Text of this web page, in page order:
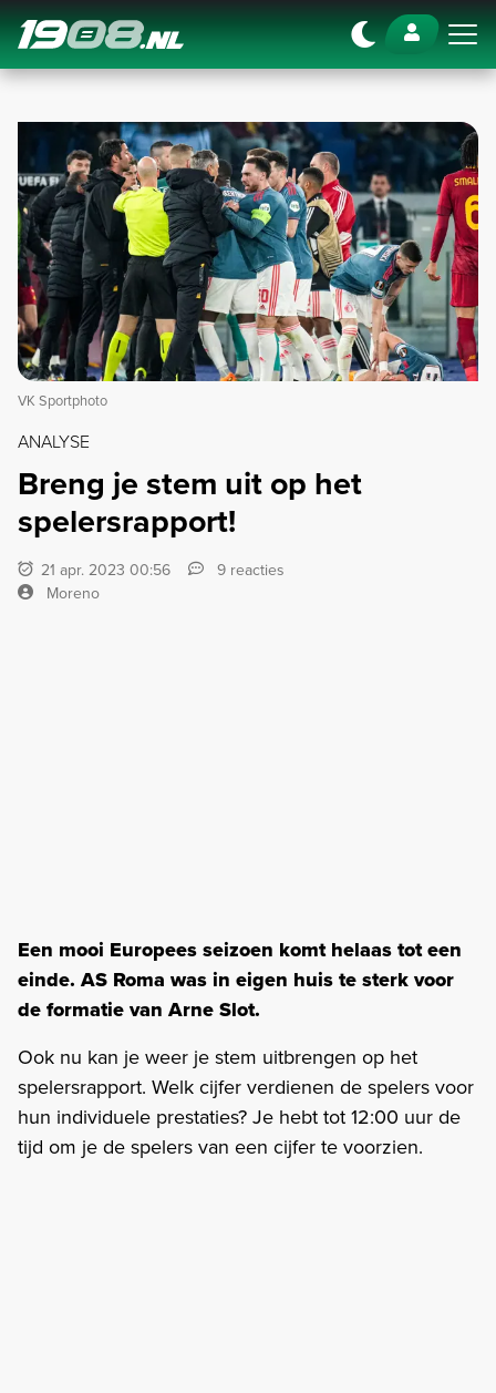
Navigation
VK Sportphoto
ANALYSE
Breng je stem uit op het
spelersrapport!
21 apr. 2023 00:56
9 reacties
Moreno
Een mooi Europees seizoen komt helaas tot een
einde. AS Roma was in eigen huis te sterk voor
de formatie van Arne Slot.
Ook nu kan je weer je stem uitbrengen op het
spelersrapport. Welk cijfer verdienen de spelers voor
hun individuele prestaties? Je hebt tot 12:00 uur de
tijd om je de spelers van een cijfer te voorzien.